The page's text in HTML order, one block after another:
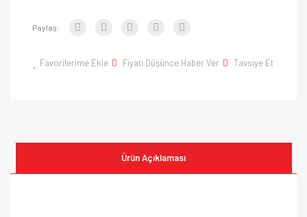
Paylaş:
Favorilerime Ekle Fiyatı Düşünce Haber Ver Tavsiye Et
Ürün Açıklaması